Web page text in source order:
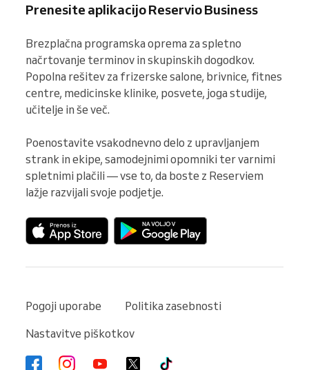
Prenesite aplikacijo Reservio Business
Brezplačna programska oprema za spletno
načrtovanje terminov in skupinskih dogodkov.
Popolna rešitev za frizerske salone, brivnice, fitnes
centre, medicinske klinike, posvete, joga studije,
učitelje in še več.
Poenostavite vsakodnevno delo z upravljanjem
strank in ekipe, samodejnimi opomniki ter varnimi
spletnimi plačili — vse to, da boste z Reserviem
lažje razvijali svoje podjetje.
Pogoji uporabe
Politika zasebnosti
Nastavitve piškotkov